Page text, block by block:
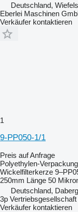
Deutschland,
Eberlei Maschinen
Verkäufer kontaktieren
1
9-PP050-1/1
Preis auf Anfrage
Polyethylen-Verpackung
Wickelfilterkerze
250mm Länge 50
Deutschland,
3p
Verkäufer kontaktieren